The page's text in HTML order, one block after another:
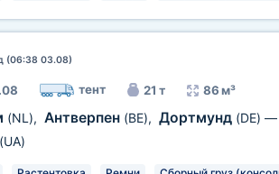
(06:38 03.08)
тент 21 т 86 м³
(NL), Антверпен (BE), Дортмунд (DE)
(UA)